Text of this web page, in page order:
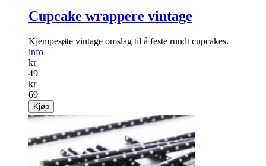
Cupcake wrappere vintage
Kjempesøte vintage omslag til å feste rundt cupcakes.
info
kr
49
kr
69
Kjøp